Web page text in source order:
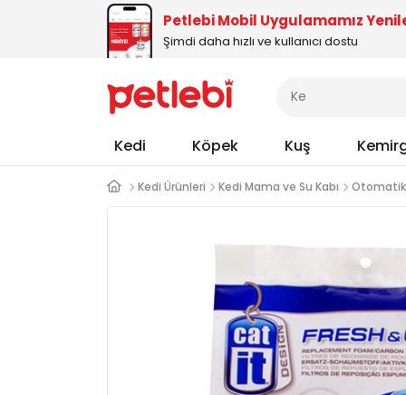
Petlebi Mobil Uygulamamız
Şimdi daha hızlı ve kullanıcı dostu
Kedi Köpek Kuş
Kedi Ürünleri Kedi Mama ve Su Kabı Otomatik